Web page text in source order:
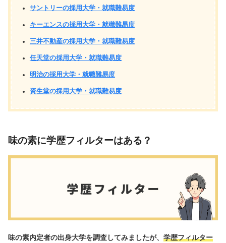
サントリーの採用大学・就職難易度
キーエンスの採用大学・就職難易度
三井不動産の採用大学・就職難易度
任天堂の採用大学・就職難易度
明治の採用大学・就職難易度
資生堂の採用大学・就職難易度
味の素に学歴フィルターはある？
味の素内定者の出身大学を調査してみましたが、 学歴フィルター